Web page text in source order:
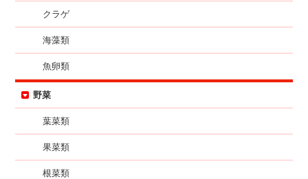
クラゲ
海藻類
魚卵類
野菜
葉菜類
果菜類
根菜類